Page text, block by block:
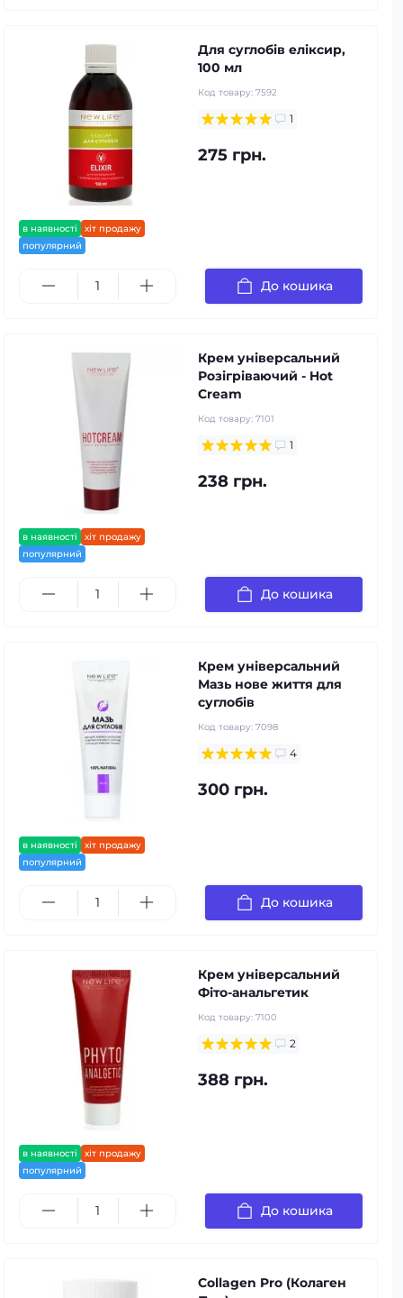
в наявності
хіт продажу
популярний
Для суглобів еліксир,
100 мл
Код товару: 7592
1
275 грн.
До кошика
в наявності
хіт продажу
популярний
Крем універсальний
Розігріваючий - Hot
Cream
Код товару: 7101
1
238 грн.
До кошика
в наявності
хіт продажу
популярний
Крем універсальний
Мазь нове життя для
суглобів
Код товару: 7098
4
300 грн.
До кошика
в наявності
хіт продажу
популярний
Крем універсальний
Фіто-анальгетик
Код товару: 7100
2
388 грн.
До кошика
Collagen Pro (Колаген